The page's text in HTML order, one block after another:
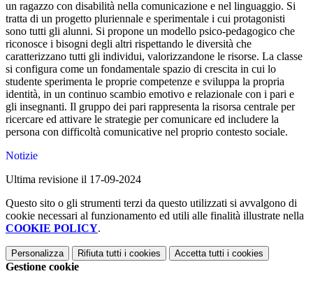
un ragazzo con disabilità nella comunicazione e nel linguaggio. Si
tratta di un progetto pluriennale e sperimentale i cui protagonisti
sono tutti gli alunni. Si propone un modello psico-pedagogico che
riconosce i bisogni degli altri rispettando le diversità che
caratterizzano tutti gli individui, valorizzandone le risorse. La classe
si configura come un fondamentale spazio di crescita in cui lo
studente sperimenta le proprie competenze e sviluppa la propria
identità, in un continuo scambio emotivo e relazionale con i pari e
gli insegnanti. Il gruppo dei pari rappresenta la risorsa centrale per
ricercare ed attivare le strategie per comunicare ed includere la
persona con difficoltà comunicative nel proprio contesto sociale.
Notizie
Ultima revisione il 17-09-2024
Questo sito o gli strumenti terzi da questo utilizzati si avvalgono di
cookie necessari al funzionamento ed utili alle finalità illustrate nella
COOKIE POLICY.
Personalizza Rifiuta tutti i cookies Accetta tutti i cookies
Gestione cookie